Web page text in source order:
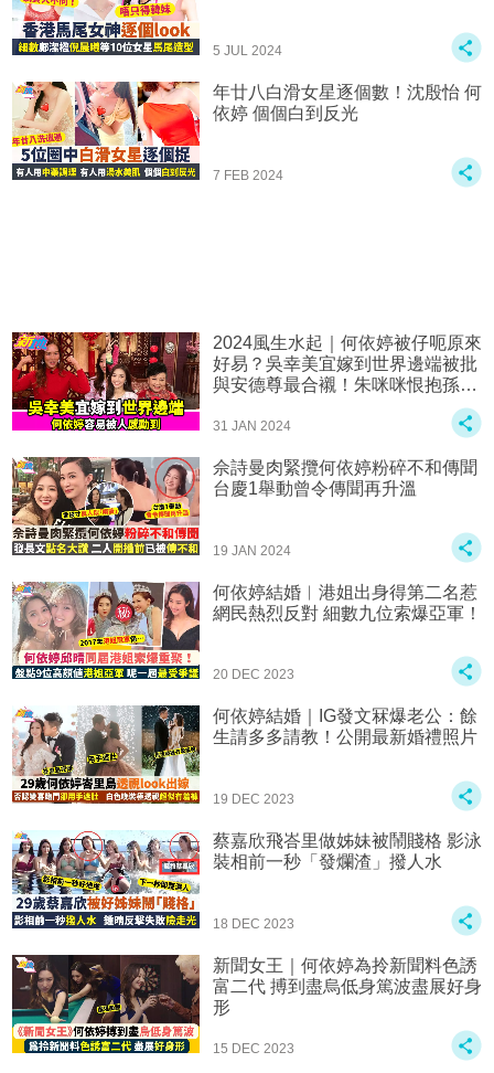
5 JUL 2024
年廿八白滑女星逐個數！沈殷怡 何
依婷 個個白到反光
7 FEB 2024
2024風生水起｜何依婷被仔呃原來
好易？吳幸美宜嫁到世界邊端被批
與安德尊最合襯！朱咪咪恨抱孫流
口水被麥玲玲爆料收埋好多間屋？
31 JAN 2024
佘詩曼肉緊攬何依婷粉碎不和傳聞
台慶1舉動曾令傳聞再升溫
19 JAN 2024
何依婷結婚︱港姐出身得第二名惹
網民熱烈反對 細數九位索爆亞軍！
20 DEC 2023
何依婷結婚｜IG發文冧爆老公：餘
生請多多請教！公開最新婚禮照片
19 DEC 2023
蔡嘉欣飛峇里做姊妹被鬧賤格 影泳
裝相前一秒「發爛渣」撥人水
18 DEC 2023
新聞女王｜何依婷為拎新聞料色誘
富二代 搏到盡烏低身篤波盡展好身
形
15 DEC 2023